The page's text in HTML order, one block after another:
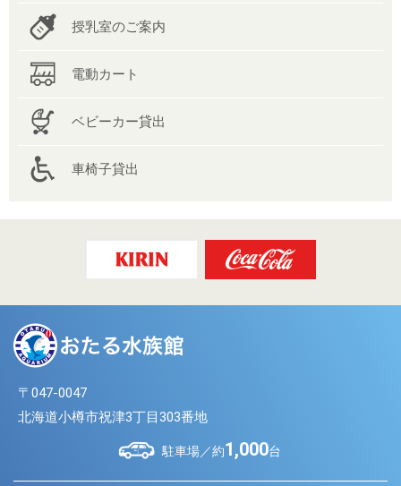
授乳室のご案内
電動カート
ベビーカー貸出
車椅子貸出
〒047-0047
北海道小樽市祝津3丁目303番地
駐車場／約1,000台